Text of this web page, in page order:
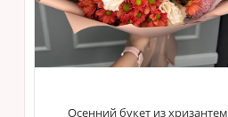
Осенний букет из хризантем